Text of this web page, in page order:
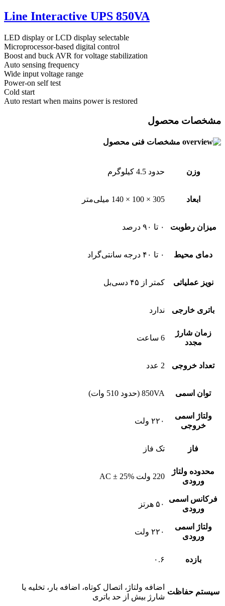
Line Interactive UPS 850VA
LED display or LCD display selectable
Microprocessor-based digital control
Boost and buck AVR for voltage stabilization
Auto sensing frequency
Wide input voltage range
Power-on self test
Cold start
Auto restart when mains power is restored
مشخصات محصول
مشخصات فنی محصول
وزن حدود 4.5 کیلوگرم
ابعاد 305 × 100 × 140 میلی‌متر
میزان رطوبت ۰ تا ۹۰ درصد
دمای محیط ۰ تا ۴۰ درجه سانتی‌گراد
نویز عملیاتی کمتر از ۴۵ دسی‌بل
باتری خارجی ندارد
زمان شارژ
مجدد
6 ساعت
تعداد خروجی 2 عدد
توان اسمی 850VA (حدود 510 وات)
ولتاژ اسمی
خروجی
۲۲۰ ولت
فاز تک فاز
محدوده ولتاژ
ورودی
220 ولت AC ± 25%
فرکانس اسمی
ورودی
۵۰ هرتز
ولتاژ اسمی
ورودی
۲۲۰ ولت
بازده ۰.۶
سیستم حفاظت
اضافه ولتاژ، اتصال کوتاه، اضافه بار، تخلیه یا
شارژ بیش از حد باتری